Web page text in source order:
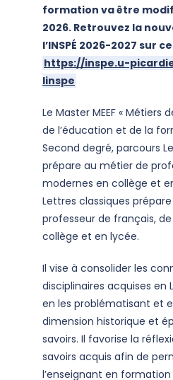
formation va être
2026. Retrouvez la
l’INSPÉ 2026-2027 sur
https://inspe.u-
linspe
Le Master MEEF « Métiers
de l’éducation et de la
Second degré, parcours
prépare au métier de
modernes en collège et
Lettres classiques
professeur de français,
collège et en lycée.
Il vise à consolider les
disciplinaires acquises en
en les problématisant et
dimension historique et
savoirs. Il favorise la
savoirs acquis afin de
l’enseignant en